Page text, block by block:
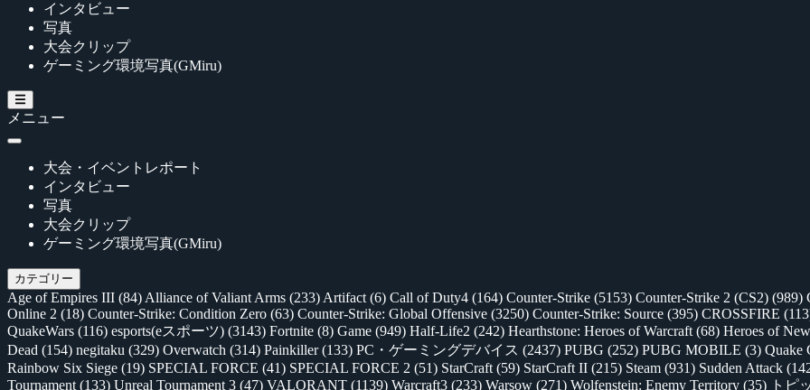
インタビュー
写真
大会クリップ
ゲーミング環境写真(GMiru)
メニュー
大会・イベントレポート
インタビュー
写真
大会クリップ
ゲーミング環境写真(GMiru)
カテゴリー
Age of Empires III (84) Alliance of Valiant Arms (233) Artifact (6) Call of Duty4 (164) Counter-Strike (5153) Counter-Strike 2 (CS2) (989)
Online 2 (18) Counter-Strike: Condition Zero (63) Counter-Strike: Global Offensive (3250) Counter-Strike: Source (395) CROSSFIRE
QuakeWars (116) esports(eスポーツ) (3143) Fortnite (8) Game (949) Half-Life2 (242) Hearthstone: Heroes of Warcraft (68) Heroes of
Dead (154) negitaku (329) Overwatch (314) Painkiller(133) PC・ゲーミングデバイス (2437) PUBG (252) PUBG MOBILE (3) Quake
Rainbow Six Siege (19) SPECIAL FORCE (41) SPECIAL FORCE 2 (51) StarCraft (59) StarCraft II (215) Steam (931) Sudden Attack
Tournament (133) Unreal Tournament 3 (47) VALORANT (1139) Warcraft3 (233) Warsow (271) Wolfenstein: Enemy Territory (35) トピ